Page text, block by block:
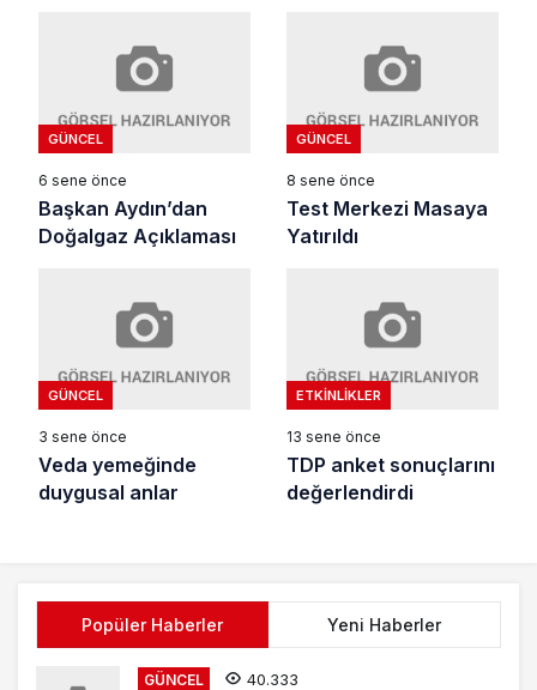
GÜNCEL
6 sene önce
Başkan Aydın’dan
Doğalgaz Açıklaması
GÜNCEL
8 sene önce
Test Merkezi Masaya
Yatırıldı
GÜNCEL
3 sene önce
Veda yemeğinde
duygusal anlar
ETKINLIKLER
13 sene önce
TDP anket sonuçlarını
değerlendirdi
Popüler Haberler Yeni Haberler
GÜNCEL 40.333